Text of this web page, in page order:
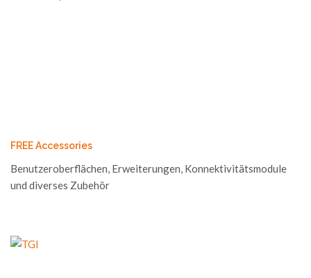
FREE Accessories
Benutzeroberflächen, Erweiterungen, Konnektivitätsmodule
und diverses Zubehör